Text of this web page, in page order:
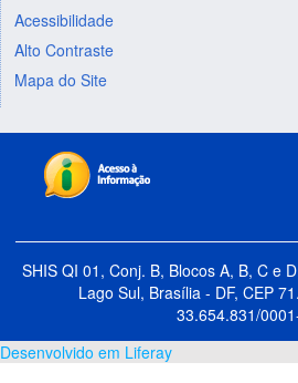
Acessibilidade
Alto Contraste
Mapa do Site
SHIS QI 01, Conj. B, Blocos A, B, C e
Lago Sul, Brasília - DF, CEP
33.654.831/
Desenvolvido em Liferay